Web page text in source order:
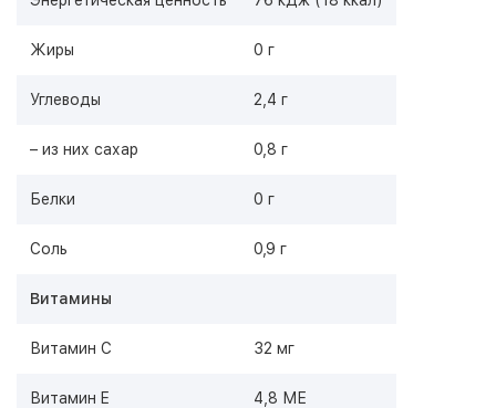
Жиры 0 г
Углеводы 2,4 г
– из них сахар 0,8 г
Белки 0 г
Соль 0,9 г
Витамины
Витамин С 32 мг
Витамин E 4,8 МЕ